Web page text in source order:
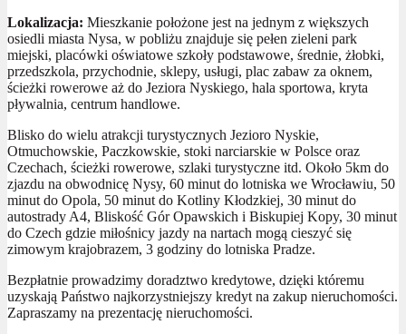
Lokalizacja: Mieszkanie położone jest na jednym z większych
osiedli miasta Nysa, w pobliżu znajduje się pełen zieleni park
miejski, placówki oświatowe szkoły podstawowe, średnie, żłobki,
przedszkola, przychodnie, sklepy, usługi, plac zabaw za oknem,
ścieżki rowerowe aż do Jeziora Nyskiego, hala sportowa, kryta
pływalnia, centrum handlowe.
Blisko do wielu atrakcji turystycznych Jezioro Nyskie,
Otmuchowskie, Paczkowskie, stoki narciarskie w Polsce oraz
Czechach, ścieżki rowerowe, szlaki turystyczne itd. Około 5km do
zjazdu na obwodnicę Nysy, 60 minut do lotniska we Wrocławiu, 50
minut do Opola, 50 minut do Kotliny Kłodzkiej, 30 minut do
autostrady A4, Bliskość Gór Opawskich i Biskupiej Kopy, 30 minut
do Czech gdzie miłośnicy jazdy na nartach mogą cieszyć się
zimowym krajobrazem, 3 godziny do lotniska Pradze.
Bezpłatnie prowadzimy doradztwo kredytowe, dzięki któremu
uzyskają Państwo najkorzystniejszy kredyt na zakup nieruchomości.
Zapraszamy na prezentację nieruchomości.